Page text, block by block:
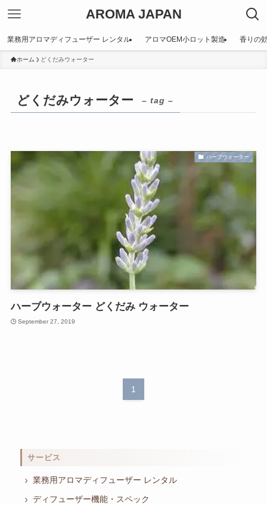
AROMA JAPAN
業務用アロマディフューザー レンタル アロマOEM小ロット製造 香りの
ホーム どくだみウォーター
どくだみウォーター – tag –
ハーブウォーター
ハーブウォーター どくだみ ウォーター
September 27, 2019
1
サービス
業務用アロマディフューザー レンタル
ディフューザー機能・スペック